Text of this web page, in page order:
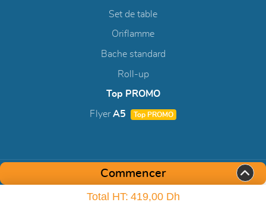
Total HT: 419,00 Dh
Commencer
Set de table
Oriflamme
Bache standard
Roll-up
Top PROMO
FlyerA5 Top PROMO
Copyright ©2026 Couleurs Com. Tous les droits sont réservés.